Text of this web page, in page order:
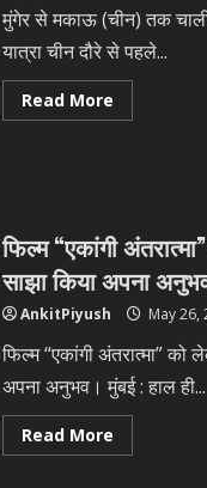
started
as
a
joke,
now
it’s
my
मुंगेर से मकाऊ (चीन) तक
यात्रा चीन दौरे से पहले...
Read MoreRead
more
चार्ली
चैपलिन-2
राजन
की
यात्रा
फिल्म “एकांगी
साझा किया अपना
AnkitPiyush May 26,
फिल्म “एकांगी अंतरात्मा”
अपना अनुभव। मुंबई : हाल ही...
Read MoreRead
more